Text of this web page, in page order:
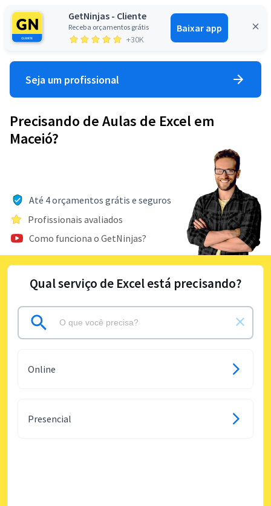
GetNinjas - Cliente
Receba orçamentos grátis
+30K
Baixar app
Entrar
Seja um profissional
Precisando de Aulas de Excel em
Maceió?
Até 4 orçamentos grátis e seguros
Profissionais avaliados
Como funciona o GetNinjas?
Qual serviço de Excel está precisando?
Online
Presencial